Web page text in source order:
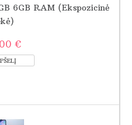
6GB RAM (Ekspozicinė
€